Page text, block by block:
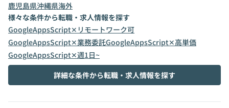
鹿児島県沖縄県海外
様々な条件から転職・求人情報を探す
GoogleAppsScript✕リモートワーク可
GoogleAppsScript✕業務委託GoogleAppsScript✕高単価
GoogleAppsScript✕週1日~
詳細な条件から転職・求人情報を探す